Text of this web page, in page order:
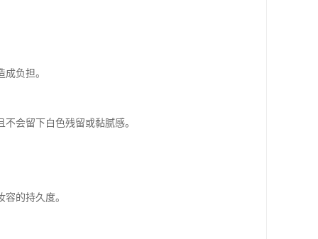
负担。
会留下白色残留或黏腻感。
的持久度。